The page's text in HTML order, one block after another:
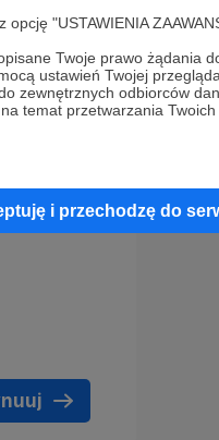
"USTAWIENIA
Twoje prawo żądania
ustawień Twojej
zewnętrznych odbiorców
temat przetwarzania
i przechodzę do